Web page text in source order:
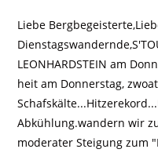
Liebe
LEONHARDSTEIN am
heit am Donnerstag,
Abkühlung.wandern wir
moderater Steigung zum